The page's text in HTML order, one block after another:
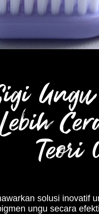
Teori
solusi inovatif
ungu secara